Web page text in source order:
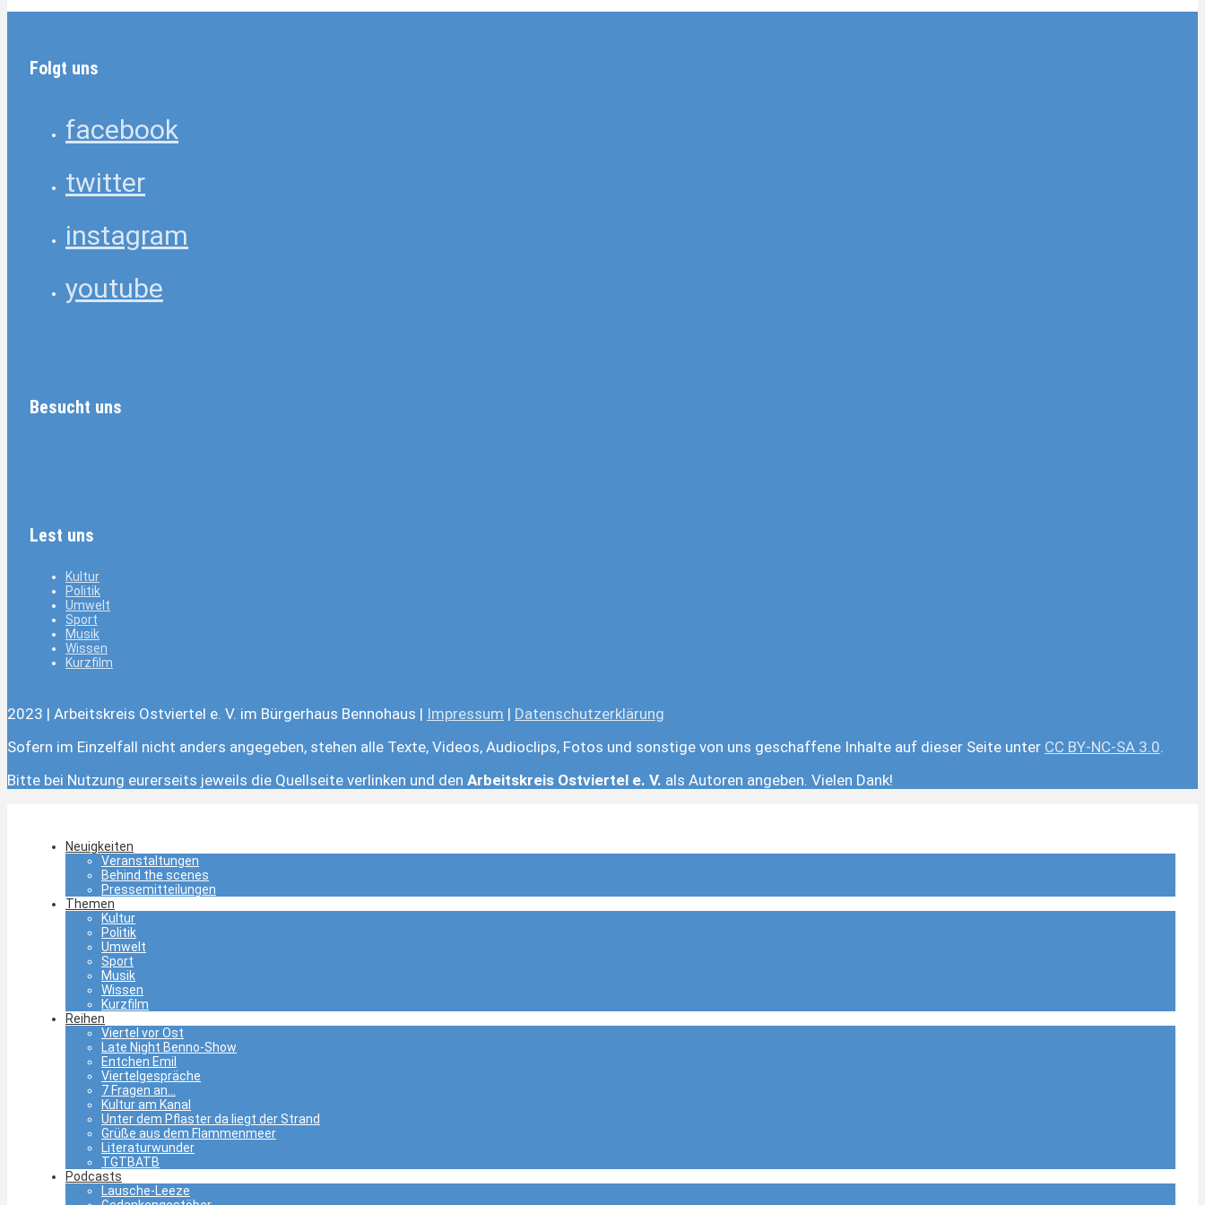
Folgt uns
facebook
twitter
instagram
youtube
Besucht uns
Lest uns
Kultur
Politik
Umwelt
Sport
Musik
Wissen
Kurzfilm
2023 | Arbeitskreis Ostviertel e. V. im Bürgerhaus Bennohaus | Impressum | Datenschutzerklärung
Sofern im Einzelfall nicht anders angegeben, stehen alle Texte, Videos, Audioclips, Fotos und sonstige von uns geschaffene Inhalte auf dieser Seite unter CC BY-NC-SA 3.0.
Bitte bei Nutzung eurerseits jeweils die Quellseite verlinken und den Arbeitskreis Ostviertel e. V. als Autoren angeben. Vielen Dank!
Neuigkeiten
Veranstaltungen
Behind the scenes
Pressemitteilungen
Themen
Kultur
Politik
Umwelt
Sport
Musik
Wissen
Kurzfilm
Reihen
Viertel vor Ost
Late Night Benno-Show
Entchen Emil
Viertelgespräche
7 Fragen an…
Kultur am Kanal
Unter dem Pflaster da liegt der Strand
Grüße aus dem Flammenmeer
Literaturwunder
TGTBATB
Podcasts
Lausche-Leeze